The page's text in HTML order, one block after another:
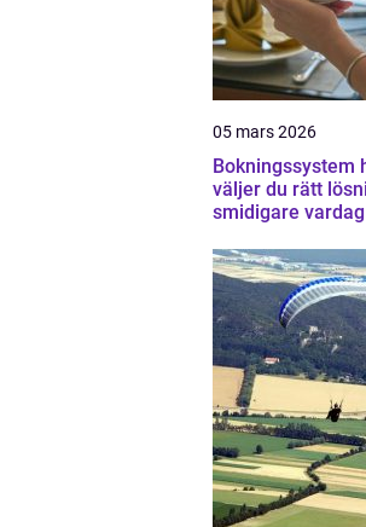
05 mars 2026
Bokningssystem
väljer du rätt
smidigare vardag